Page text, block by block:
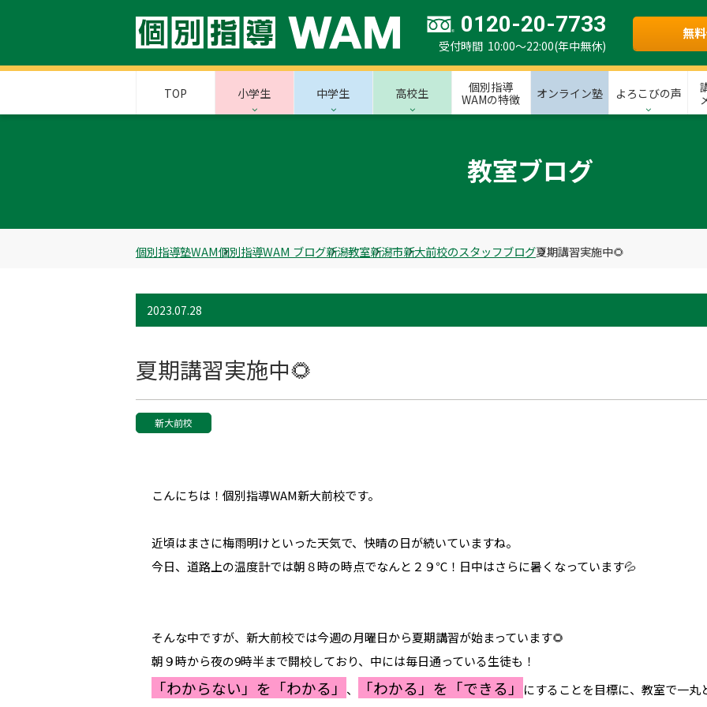
0120-20-7733
受付時間 10:00～22:00(年中無休)
無
TOP 小学生 中学生 高校生
個別指導
WAMの特徴
オンライン塾 よろこびの声
教室ブログ
個別指導塾WAM個別指導WAM ブログ新潟教室新潟市新大前校のスタッフブログ夏期講習実施中🌻
2023.07.28
夏期講習実施中🌻
新大前校
こんにちは！個別指導WAM新大前校です。
近頃はまさに梅雨明けといった天気で、快晴の日が続いていますね。
今日、道路上の温度計では朝８時の時点でなんと２９℃！日中はさらに暑くなっています💦
そんな中ですが、新大前校では今週の月曜日から夏期講習が始まっています🌻
朝９時から夜の9時半まで開校しており、中には毎日通っている生徒も！
「わからない」を「わかる」 、 「わかる」を「できる」 にすることを目標に、教室で一丸